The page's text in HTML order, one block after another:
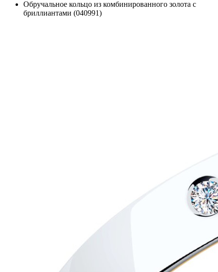
Обручальное кольцо из комбинированного золота с
бриллиантами (040991)